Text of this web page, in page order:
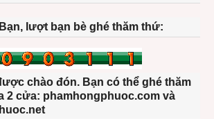
lượt bạn bè ghé thăm thứ:
chào đón. Bạn có thể ghé thăm
2 cửa: phamhongphuoc.com và